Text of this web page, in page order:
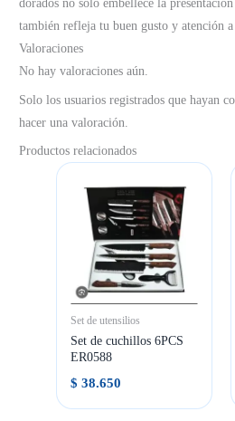
dorados no solo embellece la
también refleja tu buen gusto y atención a
Valoraciones
No hay valoraciones aún.
Solo los usuarios registrados que hayan
hacer una valoración.
Productos relacionados
Set de utensilios
Set de cuchillos 6PCS
ER0588
$ 38.650